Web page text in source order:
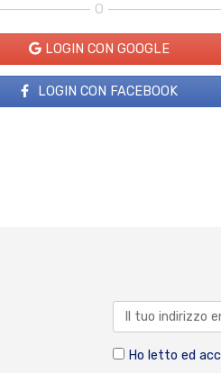
O
LOGIN CON GOOGLE
LOGIN CON FACEBOOK
Ho letto ed